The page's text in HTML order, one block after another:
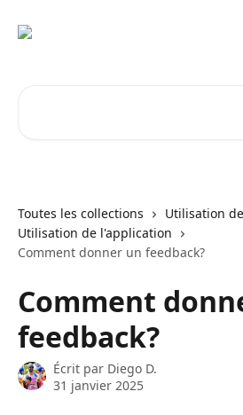
Toutes les collections
Utilisation
Utilisation de l'application
Comment donner un feedback?
Comment
feedback?
Écrit par Diego D.
31 janvier 2025